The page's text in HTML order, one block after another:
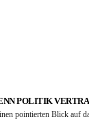
POLITIK
pointierten Blick auf